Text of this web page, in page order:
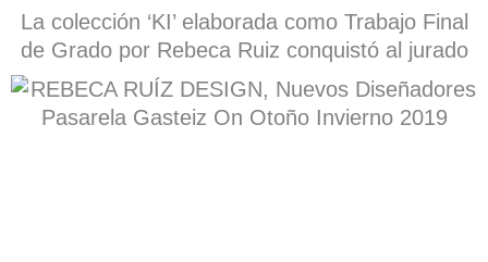
La colección ‘KI’ elaborada como Trabajo Final
de Grado por Rebeca Ruiz conquistó al jurado